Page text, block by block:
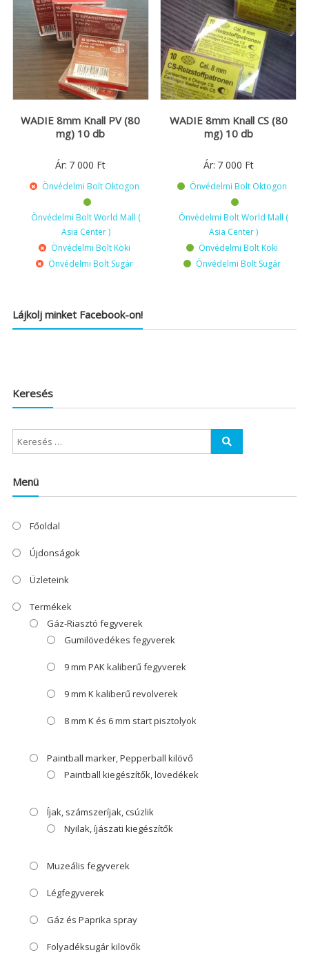
WADIE 8mm Knall PV (80
mg) 10 db
Ár: 7 000 Ft
Önvédelmi Bolt Oktogon
Önvédelmi Bolt World Mall (
Asia Center )
Önvédelmi Bolt Köki
Önvédelmi Bolt Sugár
WADIE 8mm Knall CS (80
mg) 10 db
Ár: 7 000 Ft
Önvédelmi Bolt Oktogon
Önvédelmi Bolt World Mall (
Asia Center )
Önvédelmi Bolt Köki
Önvédelmi Bolt Sugár
Lájkolj minket Facebook-on!
Keresés
Menü
Főoldal
Újdonságok
Üzleteink
Termékek
Gáz-Riasztó fegyverek
Gumilövedékes fegyverek
9 mm PAK kaliberű fegyverek
9 mm K kaliberű revolverek
8 mm K és 6 mm start pisztolyok
Paintball marker, Pepperball kilövő
Paintball kiegészítők, lövedékek
Íjak, számszeríjak, csúzlik
Nyilak, íjászati kiegészítők
Muzeális fegyverek
Légfegyverek
Gáz és Paprika spray
Folyadéksugár kilövők